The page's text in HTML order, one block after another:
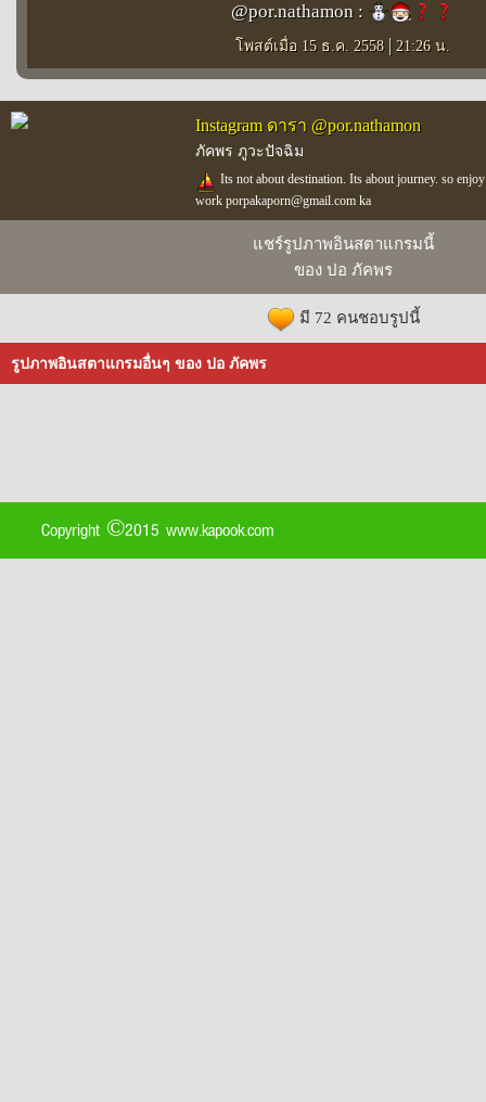
@por.nathamon :
โพสต์เมื่อ 15 ธ.ค. 2558 | 21:26 น.
Instagram ดารา @por.nathamon
ภัคพร ภูวะปัจฉิม
Its not about destination. Its about journey. so
work porpakaporn@gmail.com ka
แชร์รูปภาพอินสตาแกรมนี้
ของ ปอ ภัคพร
มี 72 คนชอบรูปนี้
รูปภาพอินสตาแกรมอื่นๆ ของ ปอ ภัคพร
Copyright ©2015 www.kapook.com